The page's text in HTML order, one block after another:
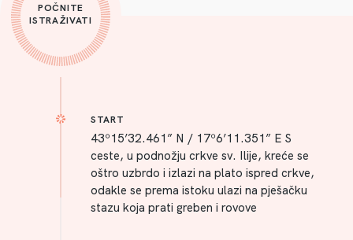
POČNITE
ISTRAŽIVATI
START
43º15’32.461” N / 17º6’11.351” E S
ceste, u podnožju crkve sv. Ilije, kreće se
oštro uzbrdo i izlazi na plato ispred crkve,
odakle se prema istoku ulazi na pješačku
stazu koja prati greben i rovove